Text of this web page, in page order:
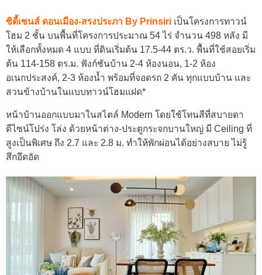
ซิตี้เซนส์ ดอนเมือง-สรงประภา By Prinsiri เป็นโครงการทาวน์
โฮม 2 ชั้น บนพื้นที่โครงการประมาณ 54 ไร่ จำนวน 498 หลัง มี
ให้เลือกทั้งหมด 4 แบบ ที่ดินเริ่มต้น 17.5-44 ตร.ว. พื้นที่ใช้สอยเริ่ม
ต้น 114-158 ตร.ม. ฟังก์ชันบ้าน 2-4 ห้องนอน, 1-2 ห้อง
อเนกประสงค์, 2-3 ห้องน้ำ พร้อมที่จอดรถ 2 คัน ทุกแบบบ้าน และ
สวนข้างบ้านในแบบทาวน์โฮมแฝด*
หน้าบ้านออกแบบมาในสไตล์ Modern โดยใช้โทนสีที่สบายตา
ดีไซน์โปร่ง โล่ง ด้วยหน้าต่าง-ประตูกระจกบานใหญ่ มี Ceiling ที่
สูงเป็นพิเศษ ถึง 2.7 และ 2.8 ม. ทำให้พักผ่อนได้อย่างสบาย ไม่รู้
สึกอึดอัด